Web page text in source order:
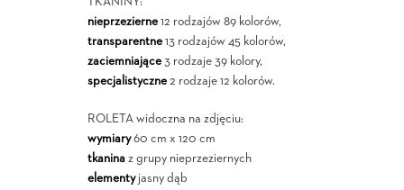
nieprzezierne12 rodzajów 89 kolorów,
transparentne13 rodzajów 45 kolorów,
zaciemniające3 rodzaje 39 kolory,
specjalistyczne2 rodzaje 12 kolorów.
ROLETA widoczna na zdjęciu:
wymiary60 cm x 120 cm
tkaninaz grupy nieprzeziernych
elementyjasny dąb